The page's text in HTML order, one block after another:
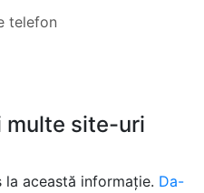
telefon
multe site-uri
această informație. Da-